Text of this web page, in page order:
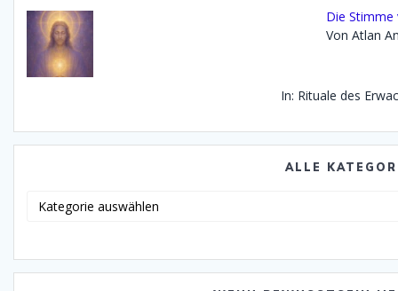
Die Stimme
Von Atlan
In: Rituale des
ALLE